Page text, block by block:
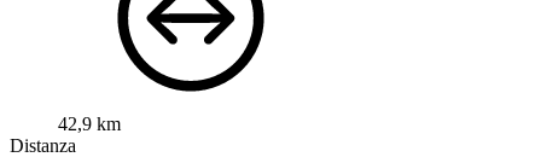
42,9 km
Distanza